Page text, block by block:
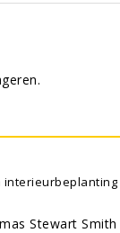
Stewart